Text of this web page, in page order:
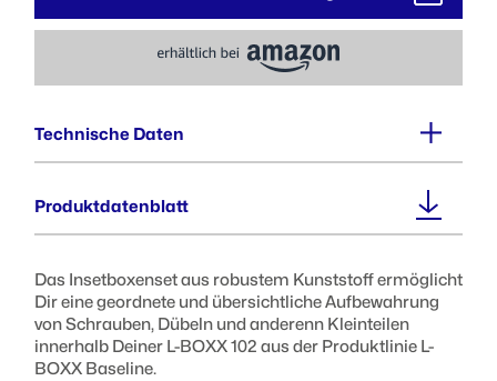
Technische Daten
Gewicht :
0,9 kg
Produktdatenblatt
Das Insetboxenset aus robustem Kunststoff ermöglicht
Dir eine geordnete und übersichtliche Aufbewahrung
von Schrauben, Dübeln und anderenn Kleinteilen
innerhalb Deiner L-BOXX 102 aus der Produktlinie L-
BOXX Baseline.